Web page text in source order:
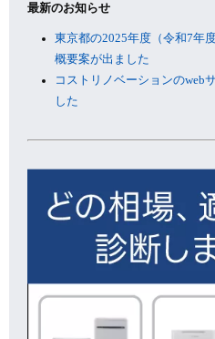
最新のお知らせ
東京都の2025年度（令和7年
概要案が出ました
コストリノベーションのweb
した